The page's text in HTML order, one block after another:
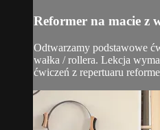
Reformer na macie z
Odtwarzamy podstawowe
wałka / rollera. Lekcja
ćwiczeń z repertuaru